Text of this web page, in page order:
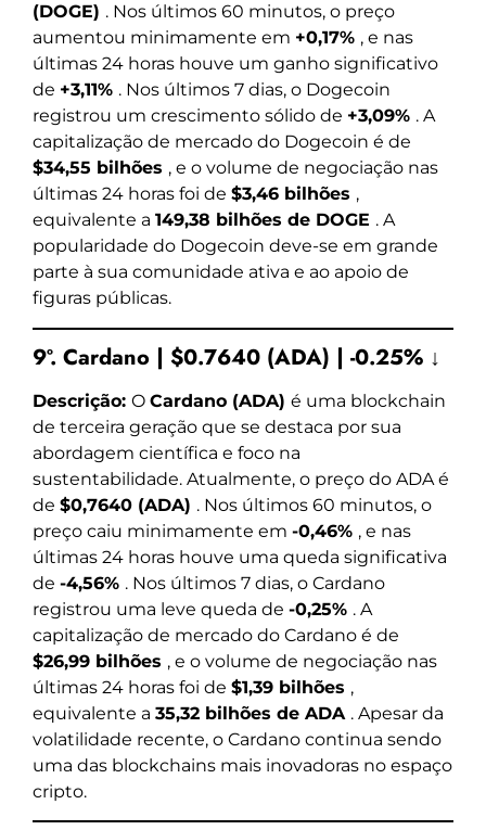
(DOGE) . Nos últimos 60 minutos, o preço
aumentou minimamente em +0,17% , e nas
últimas 24 horas houve um ganho significativo
de +3,11% . Nos últimos 7 dias, o Dogecoin
registrou um crescimento sólido de +3,09% . A
capitalização de mercado do Dogecoin é de
$34,55 bilhões , e o volume de negociação nas
últimas 24 horas foi de $3,46 bilhões ,
equivalente a 149,38 bilhões de DOGE . A
popularidade do Dogecoin deve-se em grande
parte à sua comunidade ativa e ao apoio de
figuras públicas.
9º. Cardano | $0.7640 (ADA) | -0.25% ↓
Descrição: O Cardano (ADA) é uma blockchain
de terceira geração que se destaca por sua
abordagem científica e foco na
sustentabilidade. Atualmente, o preço do ADA é
de $0,7640 (ADA) . Nos últimos 60 minutos, o
preço caiu minimamente em -0,46% , e nas
últimas 24 horas houve uma queda significativa
de -4,56% . Nos últimos 7 dias, o Cardano
registrou uma leve queda de -0,25% . A
capitalização de mercado do Cardano é de
$26,99 bilhões , e o volume de negociação nas
últimas 24 horas foi de $1,39 bilhões ,
equivalente a 35,32 bilhões de ADA . Apesar da
volatilidade recente, o Cardano continua sendo
uma das blockchains mais inovadoras no espaço
cripto.